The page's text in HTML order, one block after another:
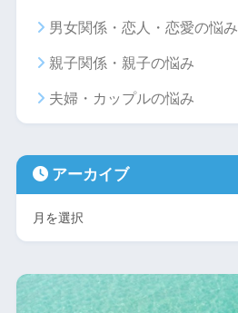
男女関係・恋人・恋愛の悩み
親子関係・親子の悩み
夫婦・カップルの悩み
アーカイブ